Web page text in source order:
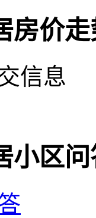
房价走
信息
小区问